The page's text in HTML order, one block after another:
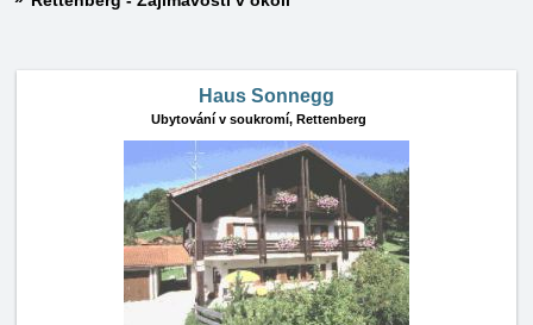
Haus Sonnegg
Ubytování v soukromí, Rettenberg